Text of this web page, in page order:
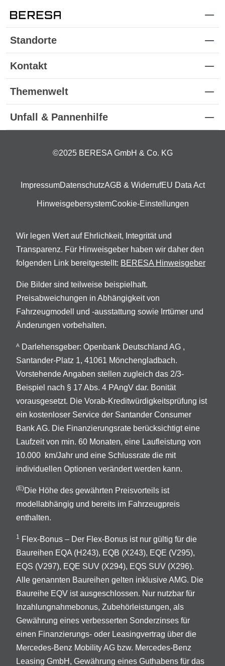
Standorte
Kontakt
Themenwelt
Unfall & Pannenhilfe
©2025 BERESA GmbH & Co. KG
ImpressumDatenschutzAGB & WiderrufEU Data Act
HinweisgebersystemCookie-Einstellungen
Wir legen Wert auf Ehrlichkeit, Integrität und
Transparenz. Für Hinweisgeber haben wir daher den
folgenden Link bereitgestellt: BERESA Hinweisgeber
Die Bilder sind teilweise beispielhaft.
Preisabweichungen in Abhängigkeit von
Fahrzeugmodell und -ausstattung sowie Irrtümer und
Änderungen vorbehalten.
A
Darlehensgeber: Openbank Deutschland AG ,
Santander-Platz 1, 41061 Mönchengladbach.
Vorstehende Angaben stellen zugleich das 2/3-
Beispiel nach § 17 Abs. 4 PAngV dar. Bonität
vorausgesetzt. Die Vorab-Kreditwürdigkeitsprüfung ist
ein kostenloser Service der Santander Consumer
Bank AG. Die Finanzierungsrate berücksichtigt eine
Laufzeit von min. 60 Monaten, eine Laufleistung von
10.000 km/Jahr und eine Schlussrate die mit
individuellen Optionen verändert werden kann.
(E)Die Höhe des gewährten Preisvorteils ist
modellabhängig und bereits im Fahrzeugpreis
enthalten.
1
Flex-Bonus – Der Flex-Bonus ist nur gültig für die
Baureihen EQA (H243), EQB (X243), EQE (V295),
EQS (V297), EQE SUV (X294), EQS SUV (X296).
Alle genannten Baureihen gelten inklusive AMG. Die
Baureihe EQV ist ausgeschlossen. Nur nutzbar für
Inzahlungnahmebonus, Zubehörleistungen, als
Gewährung eines verbesserten Sonderzinses für
einen Finanzierungs- oder Leasingvertrag über die
Mercedes-Benz Mobility AG bzw. Mercedes-Benz
Leasing GmbH, Gewährung eines Guthabens für das